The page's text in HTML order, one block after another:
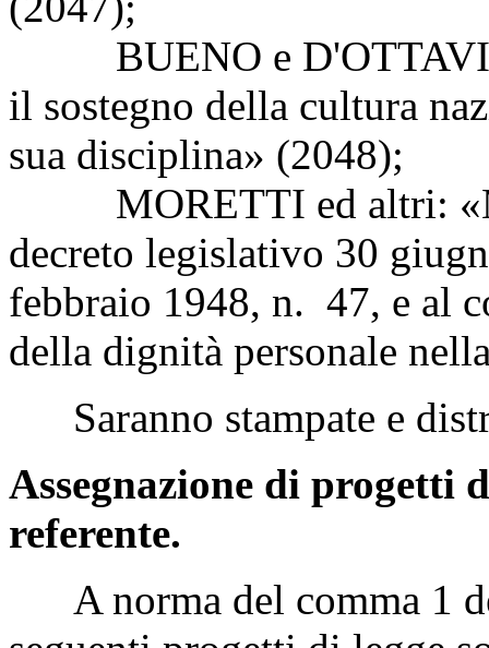
BUENO e
il sostegno della cultura
sua disciplina» (2048);
MORETTI ed altri:
decreto legislativo 30
febbraio 1948, n. 47, e al
della dignità personale
Saranno stampate e
Assegnazione di progetti
referente.
A norma del comma 1